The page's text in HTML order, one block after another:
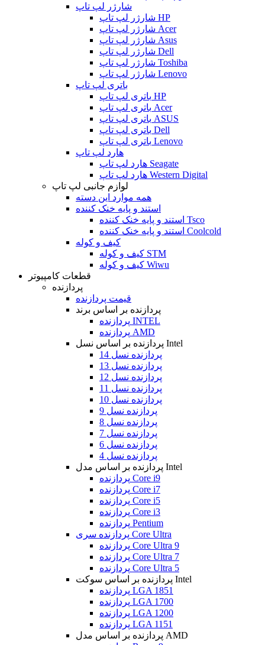
شارژر لپ تاپ
شارژر لپ تاپ HP
شارژر لپ تاپ Acer
شارژر لپ تاپ Asus
شارژر لپ تاپ Dell
شارژر لپ تاپ Toshiba
شارژر لپ تاپ Lenovo
باتری لپ تاپ
باتری لپ تاپ HP
باتری لپ تاپ Acer
باتری لپ تاپ ASUS
باتری لپ تاپ Dell
باتری لپ تاپ Lenovo
هارد لپ تاپ
هارد لپ تاپ Seagate
هارد لپ تاپ Western Digital
لوازم جانبی لپ تاپ
همه موارد این دسته
استند و پایه خنک کننده
استند و پایه خنک کننده Tsco
استند و پایه خنک کننده Coolcold
کیف و کوله
کیف و کوله STM
کیف و کوله Wiwu
قطعات کامپیوتر
پردازنده
قیمت پردازنده
پردازنده بر اساس برند
پردازنده INTEL
پردازنده AMD
پردازنده بر اساس نسل Intel
پردازنده نسل 14
پردازنده نسل 13
پردازنده نسل 12
پردازنده نسل 11
پردازنده نسل 10
پردازنده نسل 9
پردازنده نسل 8
پردازنده نسل 7
پردازنده نسل 6
پردازنده نسل 4
پردازنده بر اساس مدل Intel
پردازنده Core i9
پردازنده Core i7
پردازنده Core i5
پردازنده Core i3
پردازنده Pentium
پردازنده سری Core Ultra
پردازنده Core Ultra 9
پردازنده Core Ultra 7
پردازنده Core Ultra 5
پردازنده بر اساس سوکت Intel
پردازنده LGA 1851
پردازنده LGA 1700
پردازنده LGA 1200
پردازنده LGA 1151
پردازنده بر اساس مدل AMD